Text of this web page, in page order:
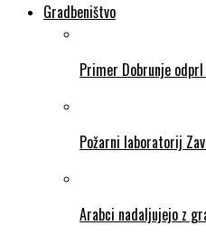
Gradbeništvo
Primer Dobrunje
Požarni laboratorij
Arabci nadaljujejo z